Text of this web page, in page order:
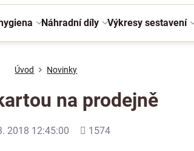
Náhradní díly Výkresy sestavení
Úvod Novinky
na prodejně
2018 12:45:00
Počet
1574